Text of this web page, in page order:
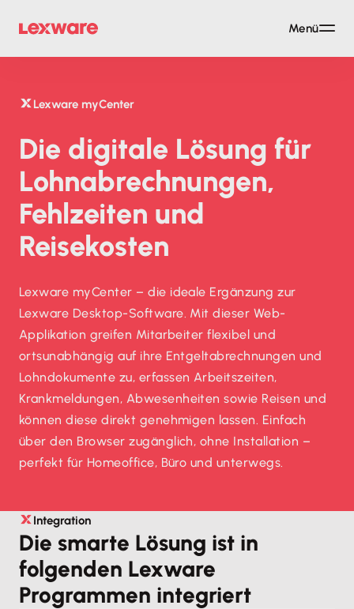
Lexware myCenter
Die digitale Lösung für
Lohnabrechnungen,
Fehlzeiten und
Reisekosten
Lexware myCenter – die ideale Ergänzung zur
Lexware Desktop-Software. Mit dieser Web-
Applikation greifen Mitarbeiter flexibel und
ortsunabhängig auf ihre Entgeltabrechnungen und
Lohndokumente zu, erfassen Arbeitszeiten,
Krankmeldungen, Abwesenheiten sowie Reisen und
können diese direkt genehmigen lassen. Einfach
über den Browser zugänglich, ohne Installation –
perfekt für Homeoffice, Büro und unterwegs.
Integration
Die smarte Lösung ist in
folgenden Lexware
Programmen integriert
Menü